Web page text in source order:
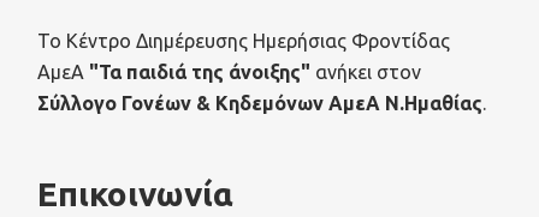
Το Κέντρο Διημέρευσης Ημερήσιας Φροντίδας
ΑμεΑ "Τα παιδιά της άνοιξης" ανήκει στον
Σύλλογο Γονέων & Κηδεμόνων ΑμεΑ Ν.Ημαθίας.
Επικοινωνία